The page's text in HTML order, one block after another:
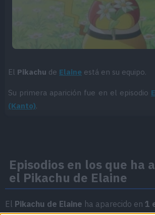
El Pikachu de Elaine está en su equipo.
Su primera aparición fue en el episodio
(Kanto).
Episodios en los que ha
el Pikachu de Elaine
El Pikachu de Elaine ha aparecido en 1